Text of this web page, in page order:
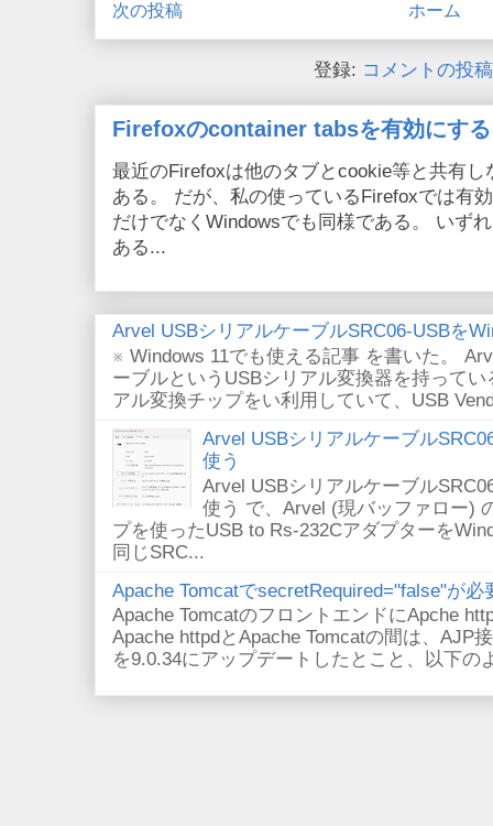
次の投稿 ホーム
登録: コメントの投
Firefoxのcontainer tabsを有効にする
最近のFirefoxは他のタブとcookie等と共有
ある。 だが、私の使っているFirefoxでは有
だけでなくWindowsでも同様である。 いず
ある...
Arvel USBシリアルケーブルSRC06-USBを
※ Windows 11でも使える記事 を書いた。
ーブルというUSBシリアル変換器を持って
アル変換チップをい利用していて、USB
Arvel USBシリアルケーブル
使う
Arvel USBシリアルケーブル
使う で、Arvel (現バッファロー)
プを使ったUSB to Rs-232Cアダプターを
同じSRC...
Apache TomcatでsecretRequired="false"が必
Apache TomcatのフロントエンドにApche
Apache httpdとApache Tomcatの間は、AJP
を9.0.34にアップデートしたとこと、以下の